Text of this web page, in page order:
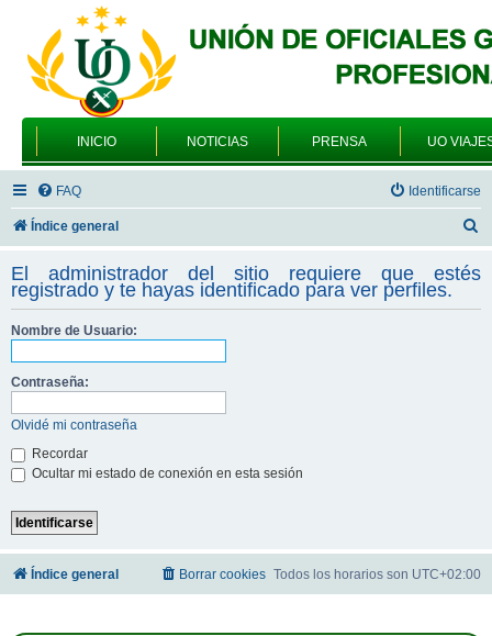
INICIO NOTICIAS PRENSA UO
FAQ Identificarse
Índice general
s
c
El administrador del sitio requiere que estés
registrado y te hayas identificado para ver perfiles.
Nombre de Usuario:
Contraseña:
Olvidé mi contraseña
Recordar
Ocultar mi estado de conexión en esta sesión
Índice general Todos los horarios son UTC+02:00
Borrar cookies